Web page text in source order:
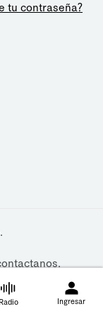
tu contraseña?
.
.
Radio Ingresar